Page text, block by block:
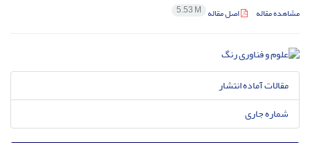
مشاهده مقاله اصل مقاله 5.53 M
مقالات آماده انتشار
شماره جاری